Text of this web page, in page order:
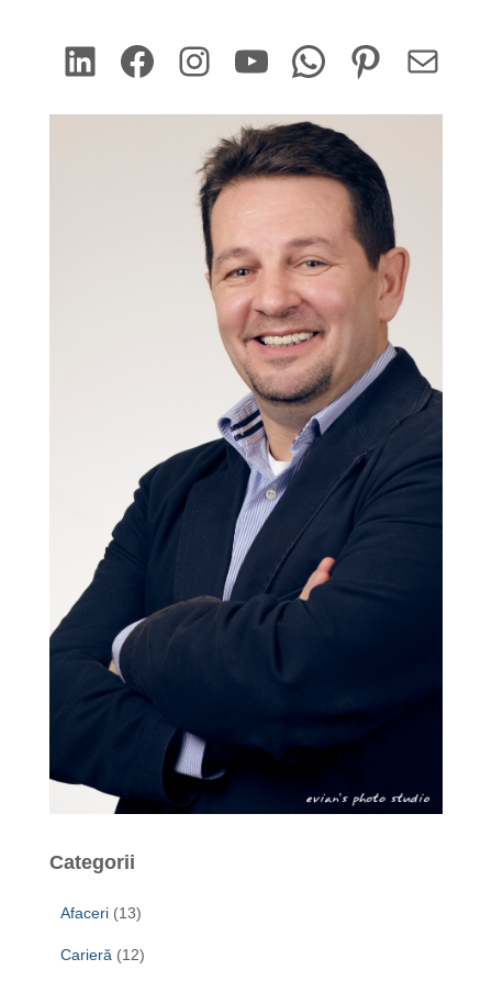
LinkedIn Facebook Instagram YouTube WhatsApp Pinterest Mail
Categorii
Afaceri (13)
Carieră (12)